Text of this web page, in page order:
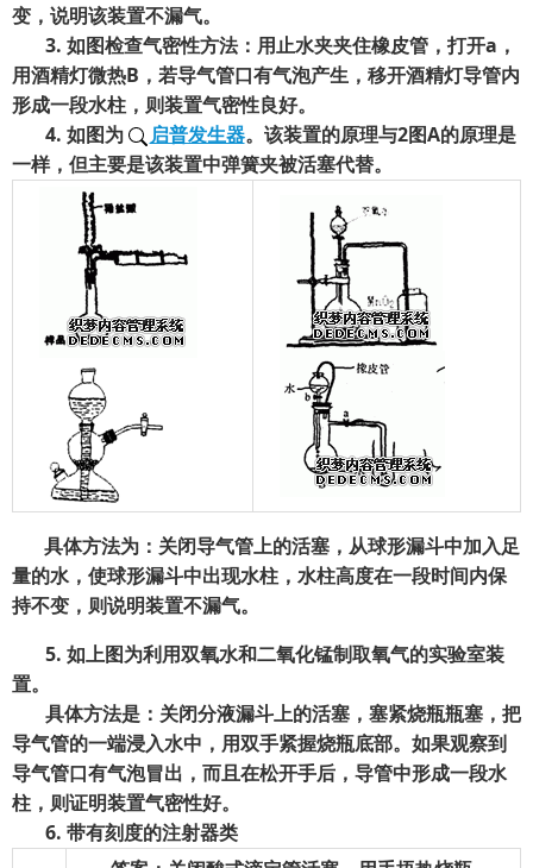
变，说明该装置不漏气。
3. 如图检查气密性方法：用止水夹夹住橡皮管，打开a ，
用酒精灯微热B ，若导气管口有气泡产生，移开酒精灯导管内
形成一段水柱，则装置气密性良好。
4. 如图为 启普发生器。该装置的原理与2图A的原理是
一样，但主要是该装置中弹簧夹被活塞代替。
具体方法为：关闭导气管上的活塞，从球形漏斗中加入足
量的水，使球形漏斗中出现水柱，水柱高度在一段时间内保
持不变，则说明装置不漏气。
5. 如上图为利用双氧水和二氧化锰制取氧气的实验室装
置。
具体方法是：关闭分液漏斗上的活塞，塞紧烧瓶瓶塞，把
导气管的一端浸入水中，用双手紧握烧瓶底部。如果观察到
导气管口有气泡冒出，而且在松开手后，导管中形成一段水
柱，则证明装置气密性好。
6. 带有刻度的注射器类